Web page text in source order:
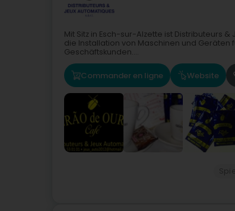
Mit Sitz in Esch-sur-Alzette ist Distributeurs
die Installation von Maschinen und Geräten
Geschäftskunden....
Commander en ligne Website